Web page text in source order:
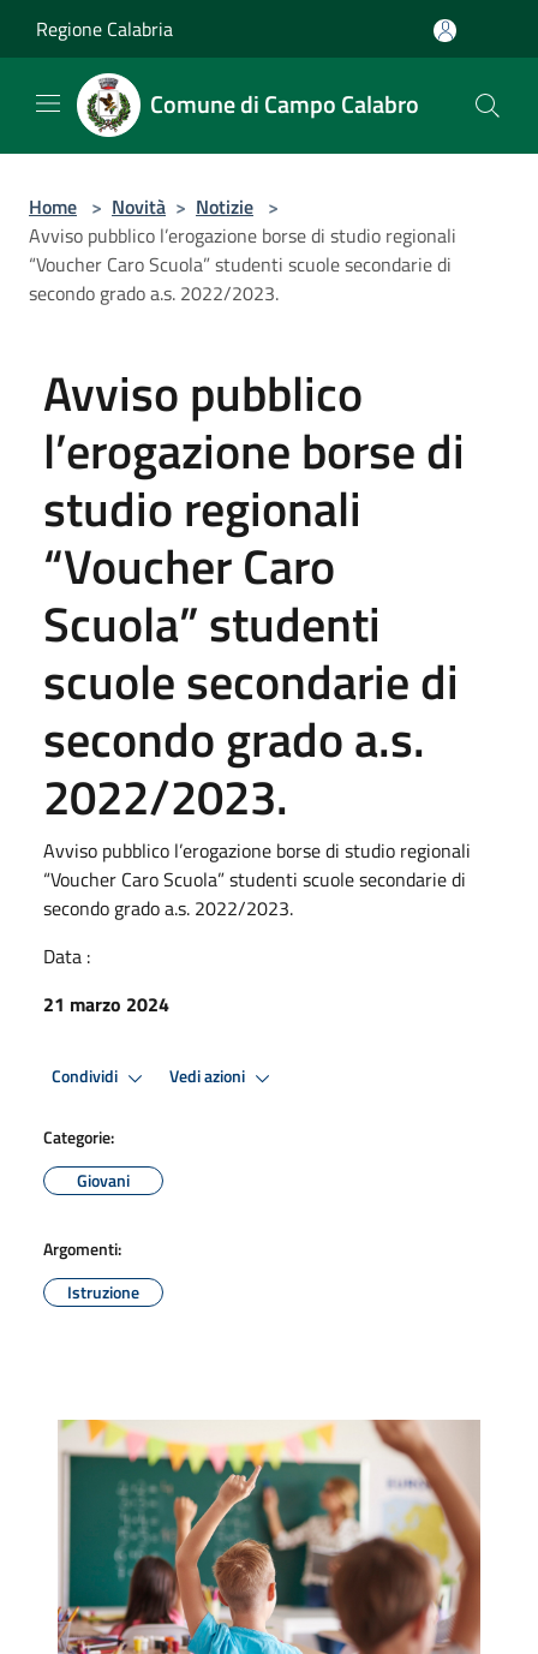
Regione Calabria
Comune di Campo Calabro
Home > Novità > Notizie >
Avviso pubblico l’erogazione borse di studio regionali
“Voucher Caro Scuola” studenti scuole secondarie di
secondo grado a.s. 2022/2023.
Avviso pubblico
l’erogazione borse di
studio regionali
“Voucher Caro
Scuola” studenti
scuole secondarie di
secondo grado a.s.
2022/2023.
Avviso pubblico l’erogazione borse di studio regionali
“Voucher Caro Scuola” studenti scuole secondarie di
secondo grado a.s. 2022/2023.
Data :
21 marzo 2024
Condividi Vedi azioni
Categorie:
Giovani
Argomenti:
Istruzione